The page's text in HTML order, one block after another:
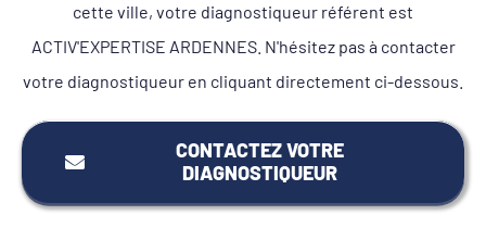
cette ville, votre diagnostiqueur référent est
ACTIV'EXPERTISE ARDENNES. N'hésitez pas à contacter
votre diagnostiqueur en cliquant directement ci-dessous.
CONTACTEZ VOTRE
DIAGNOSTIQUEUR